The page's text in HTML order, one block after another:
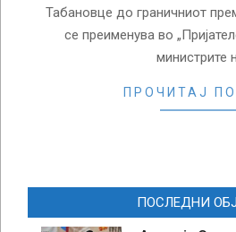
Табановце до граничниот
се преименува во
министрите
ПРОЧИТАЈ
ПОСЛЕДНИ